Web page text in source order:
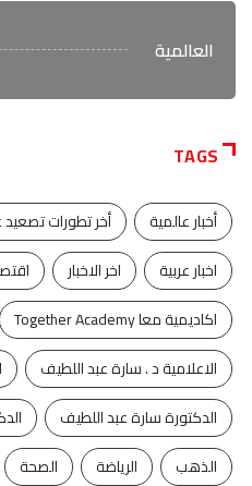
العالمية
TAGS
أخبار عالمية أخر تطورات
اخبار عربية
اخر الاخبار
اكاديمية معا Together Academy
الاعلامية د . سارة عبد اللطيف
الدكتورة سارة عبد اللطيف
الذهب
الرياضة الصحة